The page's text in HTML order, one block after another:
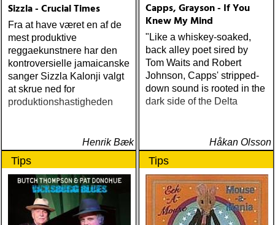
Sizzla - Crucial Times
Fra at have været en af de
mest produktive
reggaekunstnere har den
kontroversielle jamaicanske
sanger Sizzla Kalonji valgt
at skrue ned for
produktionshastigheden
Henrik Bæk
Capps, Grayson - If You
Knew My Mind
"Like a whiskey-soaked,
back alley poet sired by
Tom Waits and Robert
Johnson, Capps' stripped-
down sound is rooted in the
dark side of the Delta
Håkan Olsson
Tips Tips